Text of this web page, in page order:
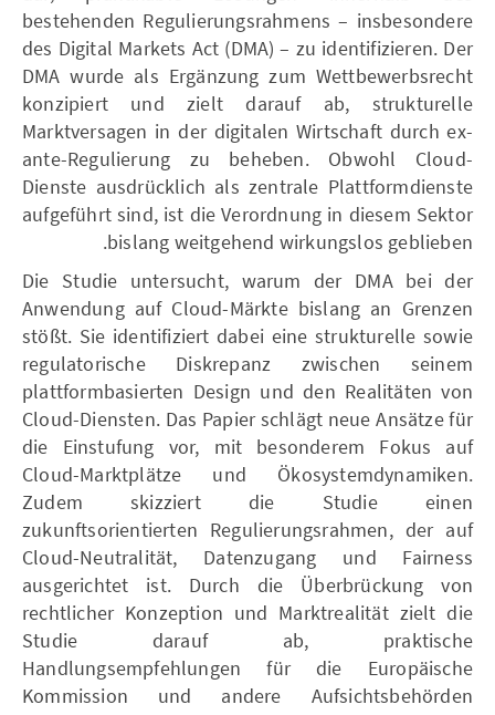
bestehenden Regulierungsrahmens – insbesondere
des Digital Markets Act (DMA) – zu identifizieren. Der
DMA wurde als Ergänzung zum Wettbewerbsrecht
konzipiert und zielt darauf ab, strukturelle
Marktversagen in der digitalen Wirtschaft durch ex-
ante-Regulierung zu beheben. Obwohl Cloud-
Dienste ausdrücklich als zentrale Plattformdienste
aufgeführt sind, ist die Verordnung in diesem Sektor
bislang weitgehend wirkungslos geblieben.
Die Studie untersucht, warum der DMA bei der
Anwendung auf Cloud-Märkte bislang an Grenzen
stößt. Sie identifiziert dabei eine strukturelle sowie
regulatorische Diskrepanz zwischen seinem
plattformbasierten Design und den Realitäten von
Cloud-Diensten. Das Papier schlägt neue Ansätze für
die Einstufung vor, mit besonderem Fokus auf
Cloud-Marktplätze und Ökosystemdynamiken.
Zudem skizziert die Studie einen
zukunftsorientierten Regulierungsrahmen, der auf
Cloud-Neutralität, Datenzugang und Fairness
ausgerichtet ist. Durch die Überbrückung von
rechtlicher Konzeption und Marktrealität zielt die
Studie darauf ab, praktische
Handlungsempfehlungen für die Europäische
Kommission und andere Aufsichtsbehörden